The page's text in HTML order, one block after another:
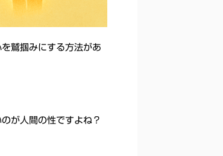
鷲掴みにする方法があ
が人間の性ですよね？